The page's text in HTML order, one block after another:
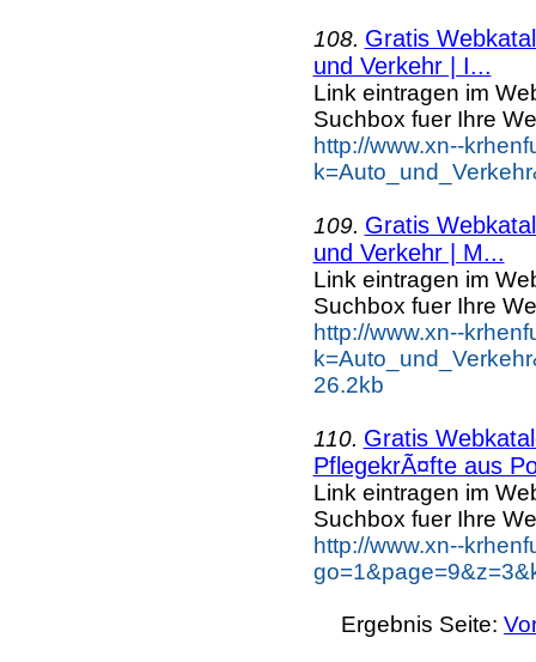
108. Gratis
und Verkehr | I...
Link eintragen im
Suchbox fuer Ihre
http://www.xn--
109. Gratis
und Verkehr | M...
Link eintragen im
Suchbox fuer Ihre
http://www.xn--
26.2kb
110. Gratis
PflegekrÃ¤fte aus
Link eintragen im
Suchbox fuer Ihre
http://www.xn--
Ergebnis Seite: